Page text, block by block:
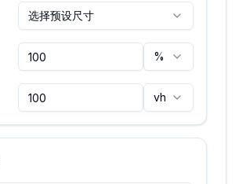
选择预设尺寸
%
vh